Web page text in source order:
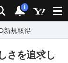
検索 通知
i
新規取得
さを追求し